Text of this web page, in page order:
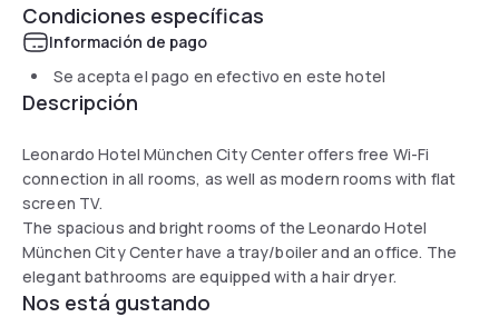
Condiciones específicas
Información de pago
Se acepta el pago en efectivo en este hotel
Descripción
Leonardo Hotel München City Center offers free Wi-Fi
connection in all rooms, as well as modern rooms with flat
screen TV.
The spacious and bright rooms of the Leonardo Hotel
München City Center have a tray/boiler and an office. The
elegant bathrooms are equipped with a hair dryer.
Nos está gustando